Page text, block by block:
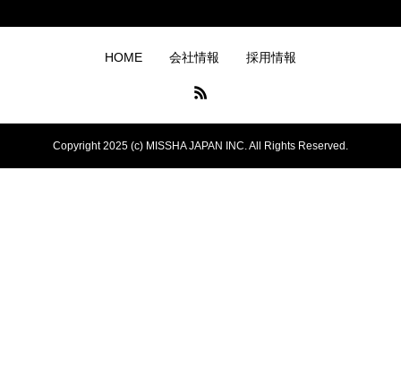
HOME 会社情報 採用情報
Copyright 2025 (c) MISSHA JAPAN INC. All Rights Reserved.